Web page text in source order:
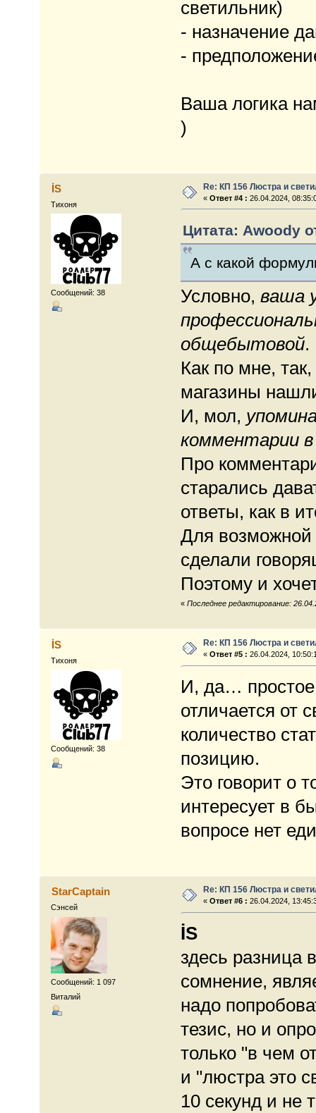
светильник)
- назначение
-
Ваша логика
)
İS
Тихоня
Сообщений: 38
Re: КП 156 Люстра и
«Ответ #4 : 26.04.2024,
Цитата: Awoody
А с какой
Условно, ваша
общебытовой.
Как по мне,
магазины
И, мол,
комментарии в
Про
старались
ответы, как в
Для возможной
сделали
Поэтому и
« Последнее редактирование:
İS
Тихоня
Сообщений: 38
Re: КП 156 Люстра и
«Ответ #5 : 26.04.2024,
И, да… простое
отличается от
количество
позицию.
Это говорит о
интересует в
вопросе нет
StarCaptain
Сэнсей
Сообщений: 1 097
Виталий
Re: КП 156 Люстра и
«Ответ #6 : 26.04.2024,
İS
здесь разница
сомнение,
надо
тезис, но и
только "в чем
и "люстра это
10 секунд и не